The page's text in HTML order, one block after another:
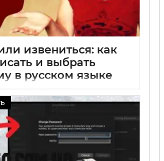
извениться: как
и выбрать
в русском языке